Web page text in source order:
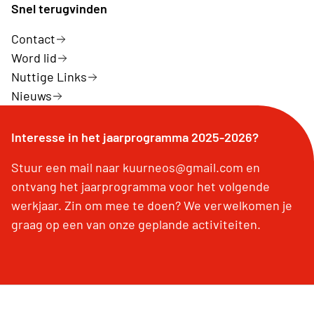
Snel terugvinden
Contact
Word lid
Nuttige Links
Nieuws
Interesse in het jaarprogramma 2025-2026?
Stuur een mail naar kuurneos@gmail.com en
ontvang het jaarprogramma voor het volgende
werkjaar. Zin om mee te doen? We verwelkomen je
graag op een van onze geplande activiteiten.